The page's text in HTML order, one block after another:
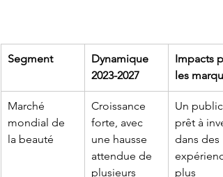
Segment
Dynamique
2023-2027
Impacts
les
Marché
mondial de
la beauté
Croissance
forte, avec
une hausse
attendue de
plusieurs
Un public
prêt à
dans des
plus